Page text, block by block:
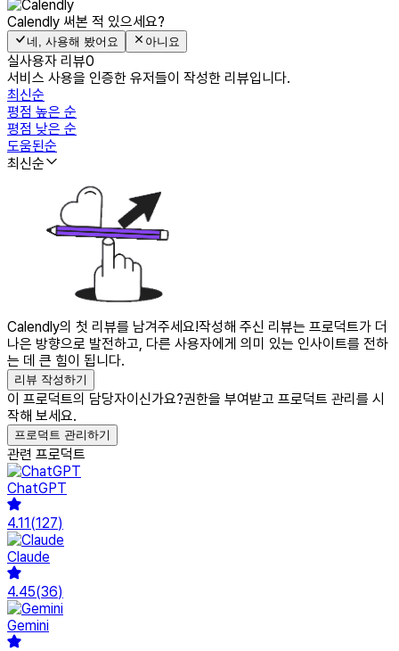
Calendly 써본 적 있으세요?
네, 사용해 봤어요 아니요
실사용자 리뷰0
서비스 사용을 인증한 유저들이 작성한 리뷰입니다.
최신순
평점 높은 순
평점 낮은 순
도움된순
최신순
Calendly의 첫 리뷰를 남겨주세요!작성해 주신 리뷰는 프로덕트가 더
나은 방향으로 발전하고, 다른 사용자에게 의미 있는 인사이트를 전하
는 데 큰 힘이 됩니다.
리뷰 작성하기
이 프로덕트의 담당자이신가요?권한을 부여받고 프로덕트 관리를 시
작해 보세요.
프로덕트 관리하기
관련 프로덕트
ChatGPT
4.11(127)
Claude
4.45(36)
Gemini